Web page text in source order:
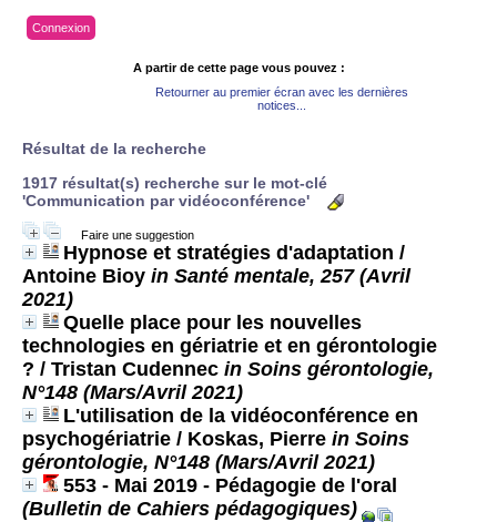
Connexion
A partir de cette page vous pouvez :
Retourner au premier écran avec les dernières
notices...
Résultat de la recherche
1917 résultat(s) recherche sur le mot-clé
'Communication par vidéoconférence'
Faire une suggestion
Hypnose et stratégies d'adaptation /
Antoine Bioy in Santé mentale, 257 (Avril
2021)
Quelle place pour les nouvelles
technologies en gériatrie et en gérontologie
? / Tristan Cudennec in Soins gérontologie,
N°148 (Mars/Avril 2021)
L'utilisation de la vidéoconférence en
psychogériatrie / Koskas, Pierre in Soins
gérontologie, N°148 (Mars/Avril 2021)
553 - Mai 2019 - Pédagogie de l'oral
(Bulletin de Cahiers pédagogiques)